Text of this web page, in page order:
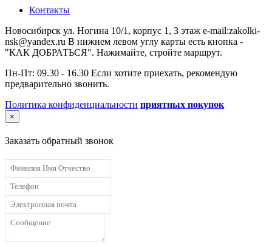
Контакты
Новосибирск ул. Ногина 10/1, корпус 1, 3 этаж e-mail:zakolki-
nsk@yandex.ru В нижнем левом углу карты есть кнопка -
"КАК ДОБРАТЬСЯ". Нажимайте, стройте маршрут.
Пн-Пт: 09.30 - 16.30 Если хотите приехать, рекомендую
предварительно звонить.
Политика конфиденциальности приятных покупок
×
Заказать обратный звонок